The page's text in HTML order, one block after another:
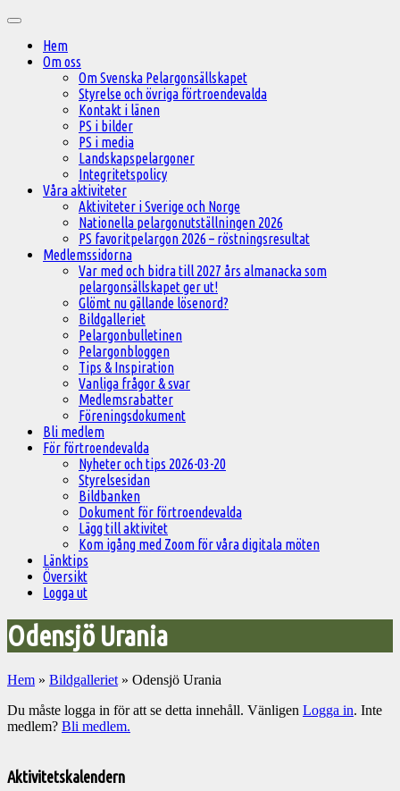
innehåll
Huvudmeny
Hem
Om oss
Om Svenska Pelargonsällskapet
Styrelse och övriga förtroendevalda
Kontakt i länen
PS i bilder
PS i media
Landskapspelargoner
Integritetspolicy
Våra aktiviteter
Aktiviteter i Sverige och Norge
Nationella pelargonutställningen 2026
PS favoritpelargon 2026 – röstningsresultat
Medlemssidorna
Var med och bidra till 2027 års almanacka som
pelargonsällskapet ger ut!
Glömt nu gällande lösenord?
Bildgalleriet
Pelargonbulletinen
Pelargonbloggen
Tips & Inspiration
Vanliga frågor & svar
Medlemsrabatter
Föreningsdokument
Bli medlem
För förtroendevalda
Nyheter och tips 2026-03-20
Styrelsesidan
Bildbanken
Dokument för förtroendevalda
Lägg till aktivitet
Kom igång med Zoom för våra digitala möten
Länktips
Översikt
Logga ut
Odensjö Urania
Hem » Bildgalleriet » Odensjö Urania
Du måste logga in för att se detta innehåll. Vänligen Logga in. Inte
medlem? Bli medlem.
till
Aktivitetskalendern